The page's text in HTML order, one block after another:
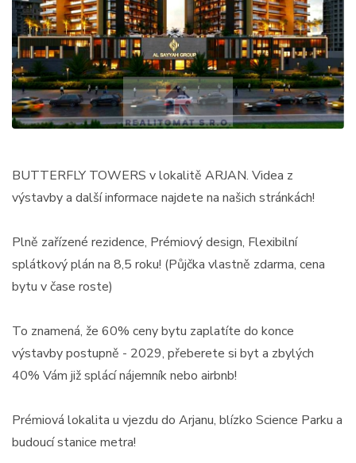
BUTTERFLY TOWERS v lokalitě ARJAN. Videa z
výstavby a další informace najdete na našich stránkách!
Plně zařízené rezidence, Prémiový design, Flexibilní
splátkový plán na 8,5 roku! (Půjčka vlastně zdarma, cena
bytu v čase roste)
To znamená, že 60% ceny bytu zaplatíte do konce
výstavby postupně - 2029, přeberete si byt a zbylých
40% Vám již splácí nájemník nebo airbnb!
Prémiová lokalita u vjezdu do Arjanu, blízko Science Parku a
budoucí stanice metra!